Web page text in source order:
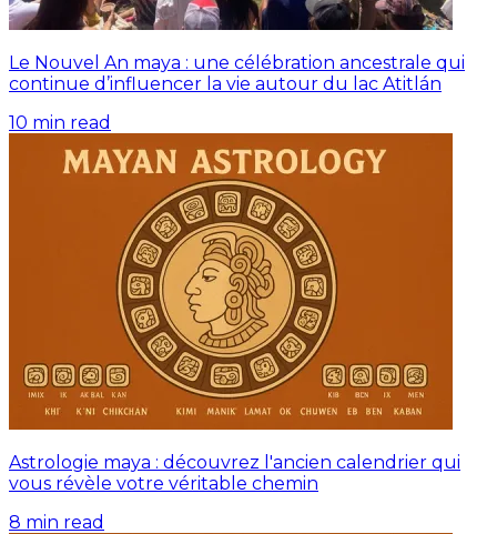
Le Nouvel An maya : une célébration ancestrale qui
continue d’influencer la vie autour du lac Atitlán
10 min read
Astrologie maya : découvrez l'ancien calendrier qui
vous révèle votre véritable chemin
8 min read